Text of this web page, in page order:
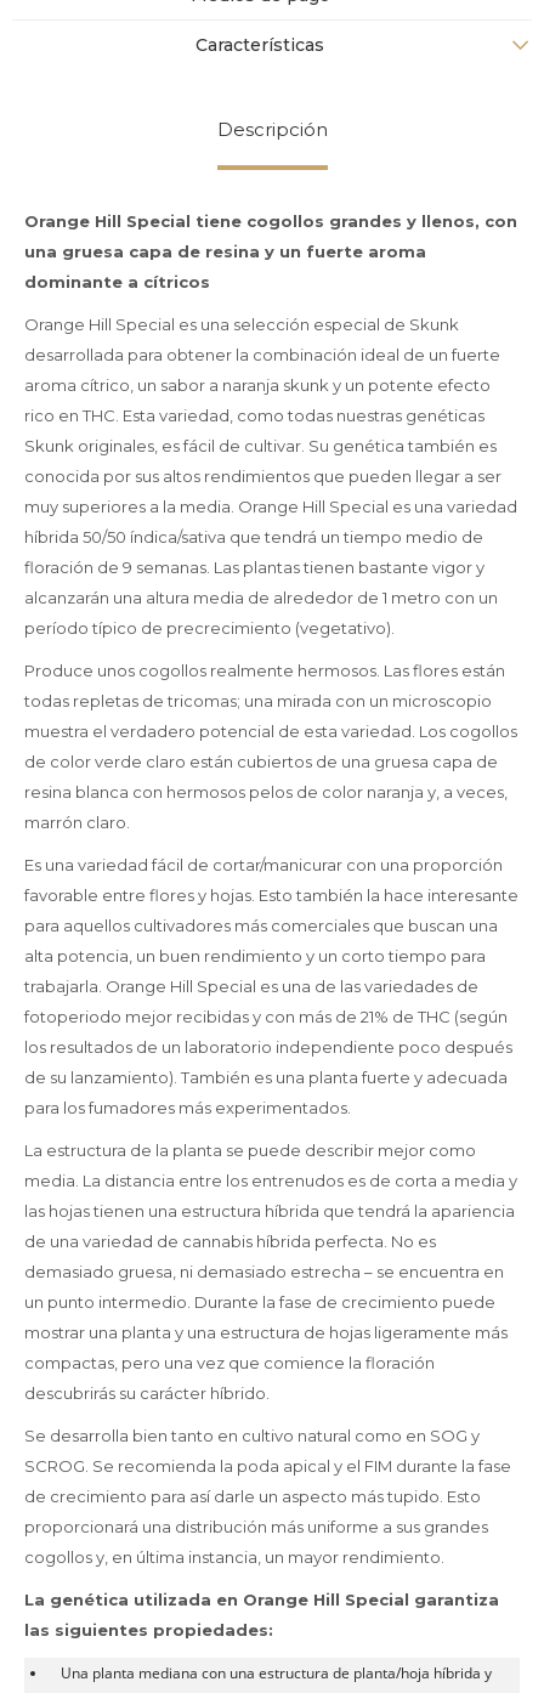
Características
Descripción
Orange Hill Special tiene cogollos grandes y llenos, con
una gruesa capa de resina y un fuerte aroma
dominante a cítricos
Orange Hill Special es una selección especial de Skunk
desarrollada para obtener la combinación ideal de un fuerte
aroma cítrico, un sabor a naranja skunk y un potente efecto
rico en THC. Esta variedad, como todas nuestras genéticas
Skunk originales, es fácil de cultivar. Su genética también es
conocida por sus altos rendimientos que pueden llegar a ser
muy superiores a la media. Orange Hill Special es una variedad
híbrida 50/50 índica/sativa que tendrá un tiempo medio de
floración de 9 semanas. Las plantas tienen bastante vigor y
alcanzarán una altura media de alrededor de 1 metro con un
período típico de precrecimiento (vegetativo).
Produce unos cogollos realmente hermosos. Las flores están
todas repletas de tricomas; una mirada con un microscopio
muestra el verdadero potencial de esta variedad. Los cogollos
de color verde claro están cubiertos de una gruesa capa de
resina blanca con hermosos pelos de color naranja y, a veces,
marrón claro.
Es una variedad fácil de cortar/manicurar con una proporción
favorable entre flores y hojas. Esto también la hace interesante
para aquellos cultivadores más comerciales que buscan una
alta potencia, un buen rendimiento y un corto tiempo para
trabajarla. Orange Hill Special es una de las variedades de
fotoperiodo mejor recibidas y con más de 21% de THC (según
los resultados de un laboratorio independiente poco después
de su lanzamiento). También es una planta fuerte y adecuada
para los fumadores más experimentados.
La estructura de la planta se puede describir mejor como
media. La distancia entre los entrenudos es de corta a media y
las hojas tienen una estructura híbrida que tendrá la apariencia
de una variedad de cannabis híbrida perfecta. No es
demasiado gruesa, ni demasiado estrecha – se encuentra en
un punto intermedio. Durante la fase de crecimiento puede
mostrar una planta y una estructura de hojas ligeramente más
compactas, pero una vez que comience la floración
descubrirás su carácter híbrido.
Se desarrolla bien tanto en cultivo natural como en SOG y
SCROG. Se recomienda la poda apical y el FIM durante la fase
de crecimiento para así darle un aspecto más tupido. Esto
proporcionará una distribución más uniforme a sus grandes
cogollos y, en última instancia, un mayor rendimiento.
La genética utilizada en Orange Hill Special garantiza
las siguientes propiedades:
Una planta mediana con una estructura de planta/hoja híbrida y